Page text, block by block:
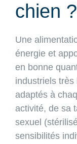
chien ?
Une
énergie et
en bonne
industriels
adaptés à
activité, de sa
sexuel
sensibilités